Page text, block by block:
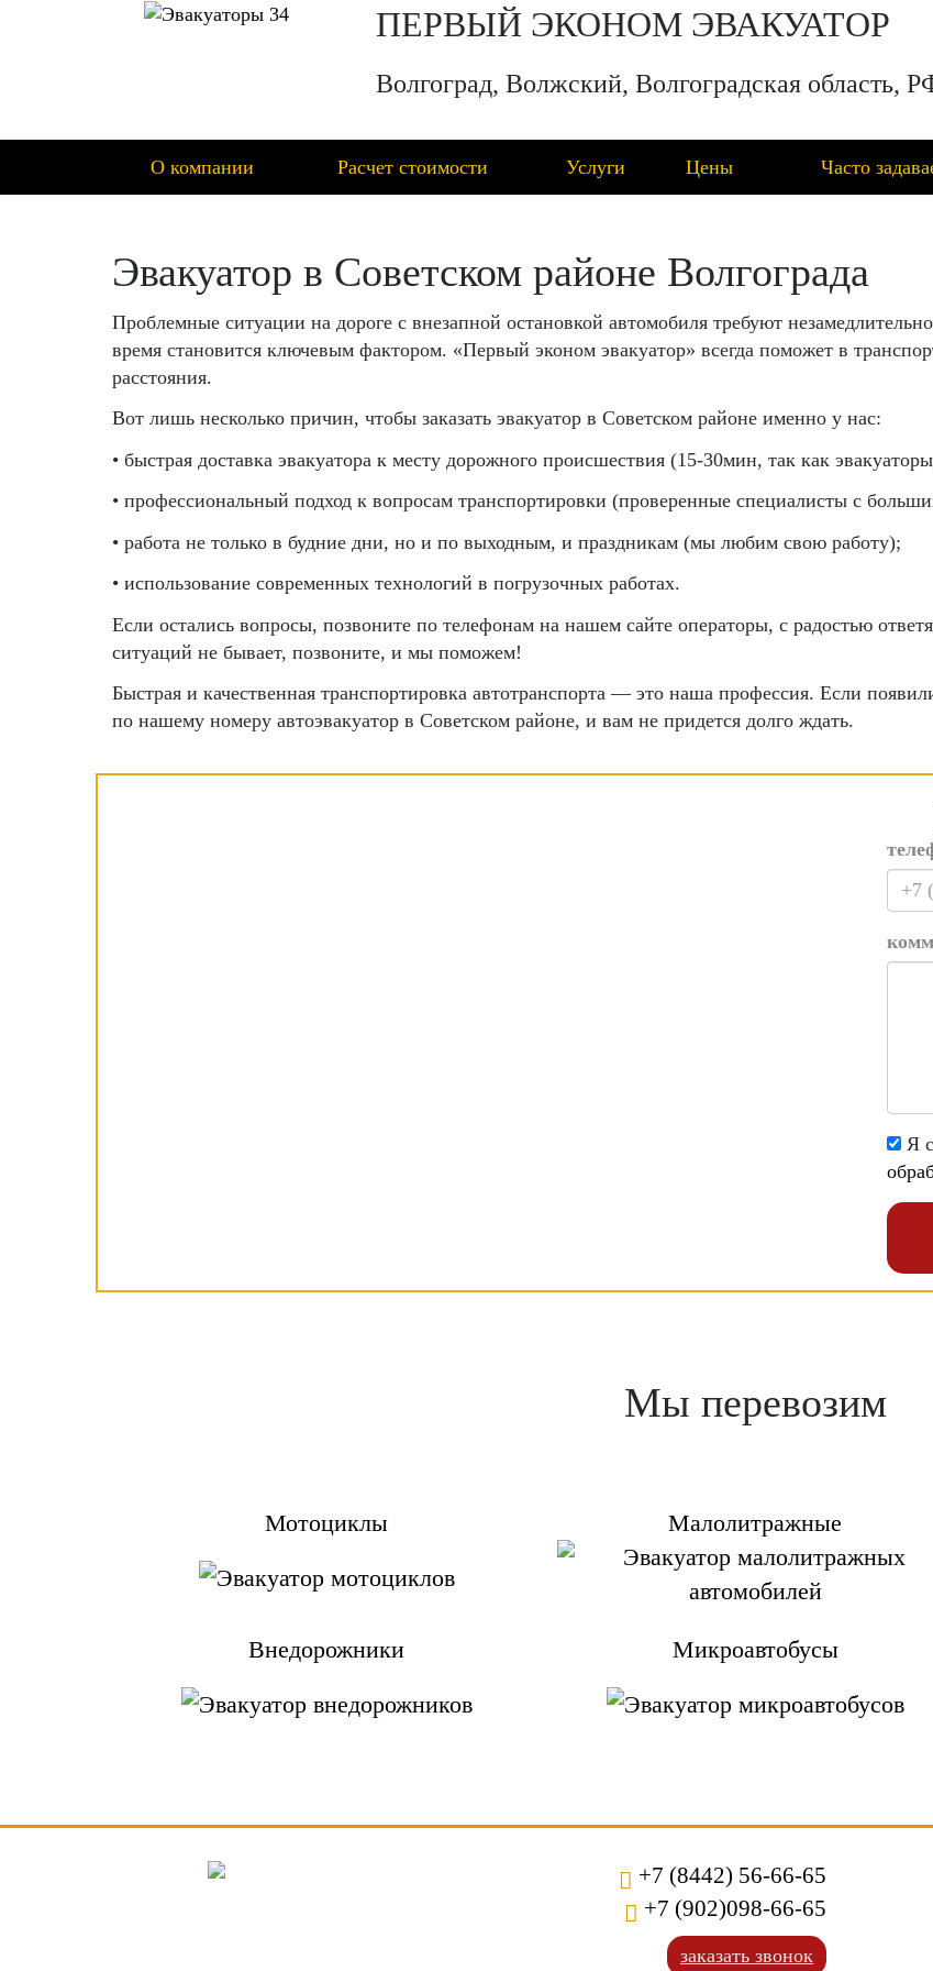
ПЕРВЫЙ ЭКОНОМ ЭВАКУАТОР
Волгоград, Волжский, Волгоградская область,
О компании Расчет стоимости Услуги Цены Часто
Эвакуатор в Советском районе Волгограда
Проблемные ситуации на дороге с внезапной остановкой автомобиля требуют
время становится ключевым фактором. «Первый эконом эвакуатор» всегда поможет в
расстояния.
Вот лишь несколько причин, чтобы заказать эвакуатор в Советском районе именно у нас:
• быстрая доставка эвакуатора к месту дорожного происшествия (15-30мин, так как
• профессиональный подход к вопросам транспортировки (проверенные специалисты с
• работа не только в будние дни, но и по выходным, и праздникам (мы любим свою работу);
• использование современных технологий в погрузочных работах.
Если остались вопросы, позвоните по телефонам на нашем сайте операторы, с радостью
ситуаций не бывает, позвоните, и мы поможем!
Быстрая и качественная транспортировка автотранспорта — это наша профессия. Если
по нашему номеру автоэвакуатор в Советском районе, и вам не придется долго ждать.
Я
Мы перевозим
Мотоциклы Малолитражные
Внедорожники Микроавтобусы
+7 (8442) 56-66-65
+7 (902)098-66-65
заказать звонок